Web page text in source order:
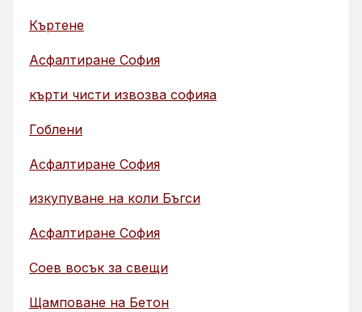
Къртене
Асфалтиране София
кърти чисти извозва софияа
Гоблени
Асфалтиране София
изкупуване на коли Бъгси
Асфалтиране София
Соев восък за свещи
Щамповане на Бетон